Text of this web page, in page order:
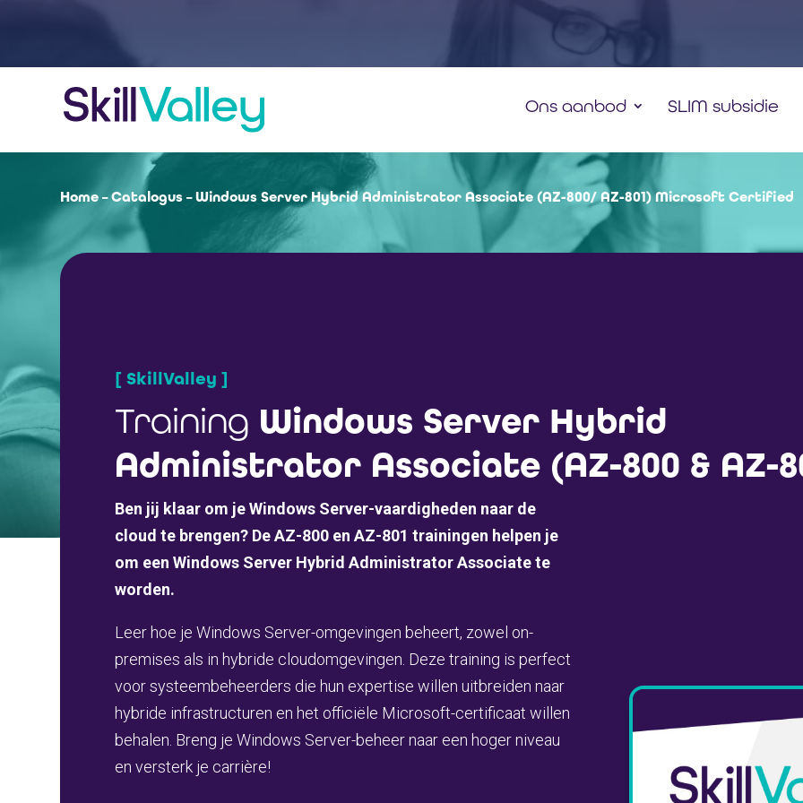
Ons aanbod SLIM subsidie
Home –Catalogus –Windows Server Hybrid Administrator Associate (AZ-800/ AZ-801) Microsoft Certified
[ SkillValley ]
Training Windows Server Hybrid
Administrator Associate (AZ-800 & AZ-
Ben jij klaar om je Windows Server-vaardigheden naar de
cloud te brengen? De AZ-800 en AZ-801 trainingen helpen je
om een Windows Server Hybrid Administrator Associate te
worden.
Leer hoe je Windows Server-omgevingen beheert, zowel on-
premises als in hybride cloudomgevingen. Deze training is perfect
voor systeembeheerders die hun expertise willen uitbreiden naar
hybride infrastructuren en het officiële Microsoft-certificaat willen
behalen. Breng je Windows Server-beheer naar een hoger niveau
en versterk je carrière!